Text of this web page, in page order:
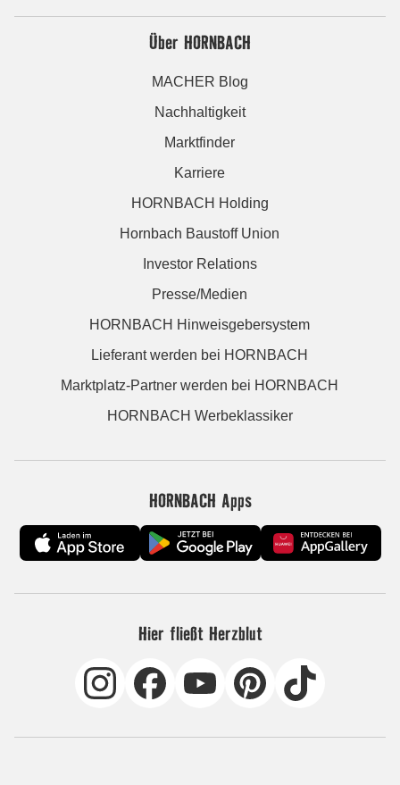
Über HORNBACH
MACHER Blog
Nachhaltigkeit
Marktfinder
Karriere
HORNBACH Holding
Hornbach Baustoff Union
Investor Relations
Presse/Medien
HORNBACH Hinweisgebersystem
Lieferant werden bei HORNBACH
Marktplatz-Partner werden bei HORNBACH
HORNBACH Werbeklassiker
HORNBACH Apps
Hier fließt Herzblut